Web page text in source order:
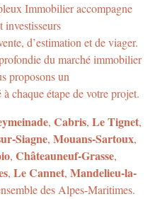
Immobilier accompagne
investisseurs
d’estimation et de viager.
du marché immobilier
proposons un
chaque étape de votre projet.
, Cabris, Le Tignet,
Siagne, Mouans-Sartoux,
, Châteauneuf-Grasse,
, Le Cannet, Mandelieu-la-
des Alpes-Maritimes.